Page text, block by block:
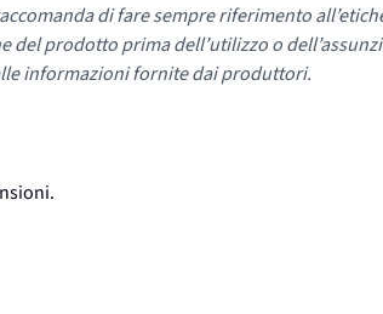
di fare sempre riferimento
del prodotto prima dell’utilizzo o
informazioni fornite dai produttori.